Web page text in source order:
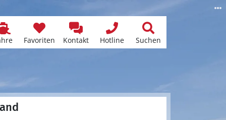
Favoriten Kontakt Hotline Suchen